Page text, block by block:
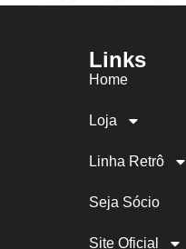
Links
Home
Loja
Linha Retrô
Seja Sócio
Site Oficial